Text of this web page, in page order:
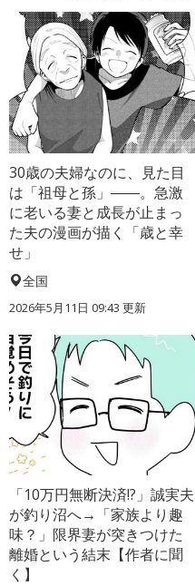
30歳の夫婦なのに、見た目
は「祖母と孫」――。急激
に老いる妻と成長が止まっ
た夫の漫画が描く「歳と幸
せ」
全国
2026年5月11日 09:43 更新
「10万円無断決済!?」誠実夫
が釣り沼へ→「家族より趣
味？」限界妻が突きつけた
離婚という結末【作者に聞
く】